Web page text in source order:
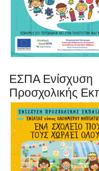
ΕΣΠΑ Ενίσχυση
Προσχολικής